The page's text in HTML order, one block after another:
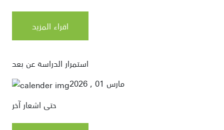
اقراء المزيد
استمرار الدراسة عن بعد
مارس 01 , 2026
حتى اشعار آخر